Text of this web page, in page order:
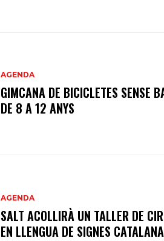
AGENDA
GIMCANA DE BICICLETES SENSE
DE 8 A 12 ANYS
AGENDA
SALT ACOLLIRÀ UN TALLER DE
EN LLENGUA DE SIGNES CATALANA